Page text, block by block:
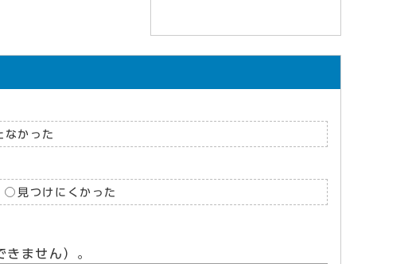
なかった
見つけにくかった
ません）。